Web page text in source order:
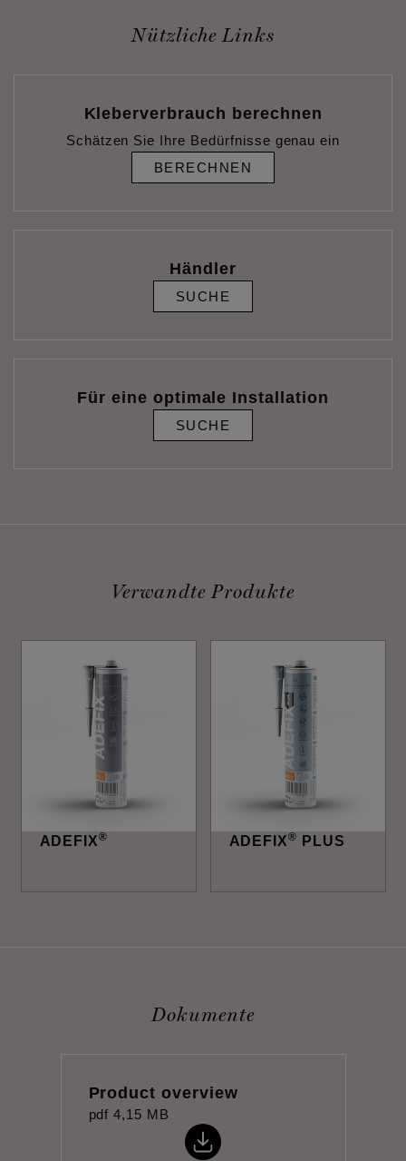
Nützliche Links
Kleberverbrauch berechnen
Schätzen Sie Ihre Bedürfnisse genau ein
BERECHNEN
Händler
SUCHE
Für eine optimale Installation
SUCHE
Verwandte Produkte
ADEFIX® ADEFIX® PLUS
Dokumente
Product overview
pdf 4,15 MB